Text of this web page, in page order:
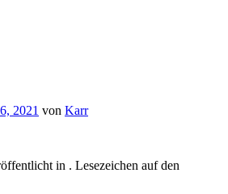
2021 von Karr
in . Lesezeichen auf den